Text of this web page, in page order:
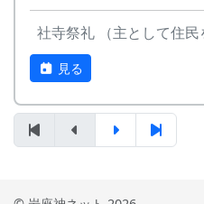
蕎麦刈り
蕎麦の刈取
注連縄作り
村老人会
社寺祭礼 （主として住民
見る